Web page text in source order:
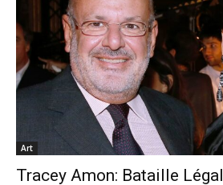
Art
Tracey Amon: Bataille